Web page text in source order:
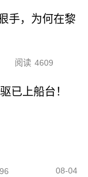
手，为何在黎
阅读 4609
已上船台！
08-04